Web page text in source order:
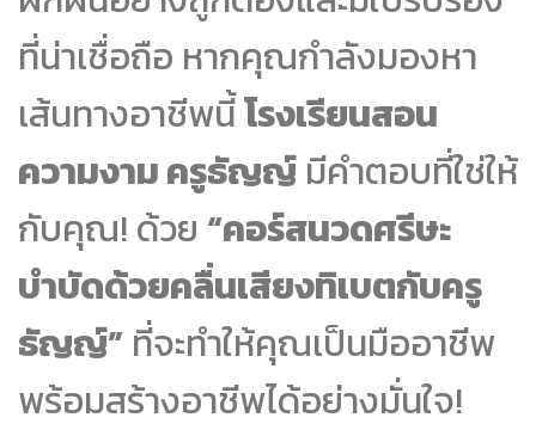
ที่น่าเชื่อถือ หากคุณกำลังมองหา
เส้นทางอาชีพนี้โรงเรียนสอน
ความงาม ครูธัญญ์ มีคำตอบที่ใช่ให้
กับคุณ! ด้วย “คอร์สนวดศรีษะ
บำบัดด้วยคลื่นเสียงทิเบตกับครู
ธัญญ์” ที่จะทำให้คุณเป็นมืออาชีพ
พร้อมสร้างอาชีพได้อย่างมั่นใจ!